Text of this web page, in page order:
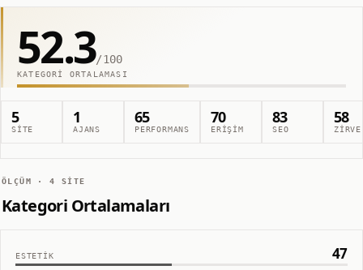
52.3/100
KATEGORI ORTALAMASI
5
SITE
1
AJANS
65
PERFORMANS
70
ERIŞIM
83
SEO
58
ZIRVE
ÖLÇÜM ·4 SITE
Kategori Ortalamaları
ESTETIK 47